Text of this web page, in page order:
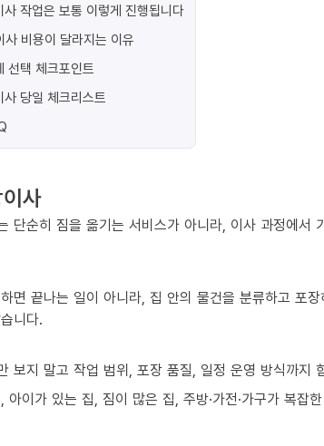
사 작업은 보통 이렇게 진행됩니다
사 비용이 달라지는 이유
선택 체크포인트
당일 체크리스트
사
단순히 짐을 옮기는 서비스가 아니라, 이사 과정에서
면 끝나는 일이 아니라, 집 안의 물건을 분류하고 포
니다.
보지 말고 작업 범위, 포장 품질, 일정 운영 방식까지
아이가 있는 집, 짐이 많은 집, 주방·가전·가구가 복